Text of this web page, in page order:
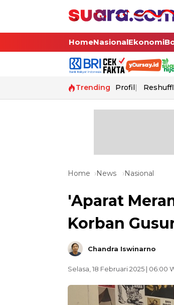
HomeNasionalEkonomi
Trending Profil
Home News Nasional
'Aparat
Korban
Chandra Iswinarno
Selasa, 18 Februari 2025 | 06:00